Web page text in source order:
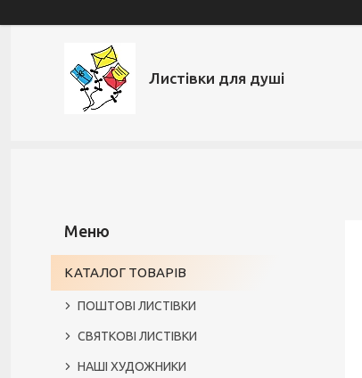
Листівки для душі
КАТАЛОГ ТОВАРІВ
ПОШТОВІ ЛИСТІВКИ
СВЯТКОВІ ЛИСТІВКИ
НАШІ ХУДОЖНИКИ